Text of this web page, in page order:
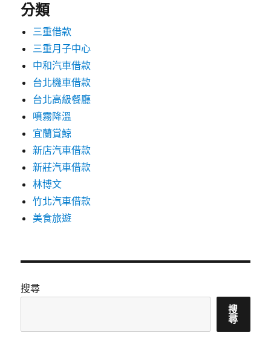
分類
三重借款
三重月子中心
中和汽車借款
台北機車借款
台北高級餐廳
噴霧降溫
宜蘭賞鯨
新店汽車借款
新莊汽車借款
林博文
竹北汽車借款
美食旅遊
搜尋
搜
尋